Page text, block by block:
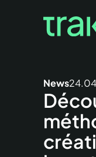
News